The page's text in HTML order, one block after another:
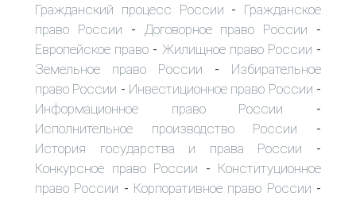
Гражданский процесс России - Гражданское
право России - Договорное право России -
Европейское право - Жилищное право России -
Земельное право России - Избирательное
право России - Инвестиционное право России -
Информационное право России -
Исполнительное производство России -
История государства и права России -
Конкурсное право России - Конституционное
право России - Корпоративное право России -